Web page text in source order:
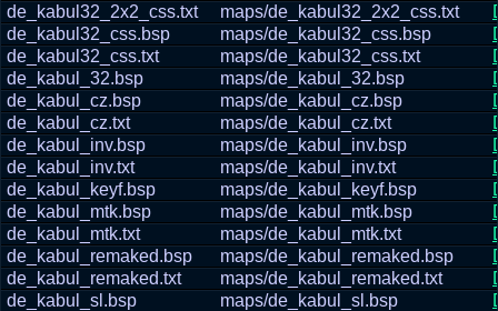
de_kabul32_2x2_css.txt
maps/de_kabul32_2x2_css.txt
de_kabul32_css.bsp
maps/de_kabul32_css.bsp
de_kabul32_css.txt
maps/de_kabul32_css.txt
de_kabul_32.bsp
maps/de_kabul_32.bsp
de_kabul_cz.bsp
maps/de_kabul_cz.bsp
de_kabul_cz.txt
maps/de_kabul_cz.txt
de_kabul_inv.bsp
maps/de_kabul_inv.bsp
de_kabul_inv.txt
maps/de_kabul_inv.txt
de_kabul_keyf.bsp
maps/de_kabul_keyf.bsp
de_kabul_mtk.bsp
maps/de_kabul_mtk.bsp
de_kabul_mtk.txt
maps/de_kabul_mtk.txt
de_kabul_remaked.bsp
maps/de_kabul_remaked.bsp
de_kabul_remaked.txt
maps/de_kabul_remaked.txt
de_kabul_sl.bsp
maps/de_kabul_sl.bsp